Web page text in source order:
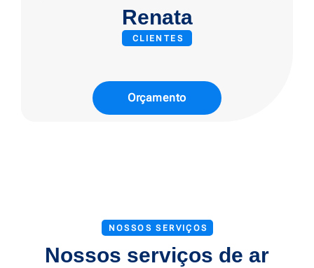
Renata
CLIENTES
Orçamento
NOSSOS SERVIÇOS
Nossos serviços de ar